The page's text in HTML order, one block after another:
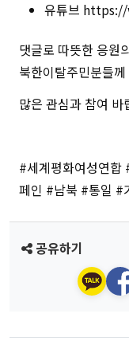
유튜브
댓글로 따뜻한 응원
북한이탈주민분들
많은 관심과 참여 바
#세계평화여성연합
페인 #남북 #통일 #
공유하기